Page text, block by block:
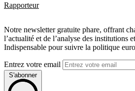
Rapporteur
Notre newsletter gratuite phare, offrant
l’actualité et de l’analyse des institutions
Indispensable pour suivre la politique
Entrez votre email
S'abonner